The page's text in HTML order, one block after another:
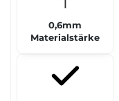
0,6mm
Materialstärke